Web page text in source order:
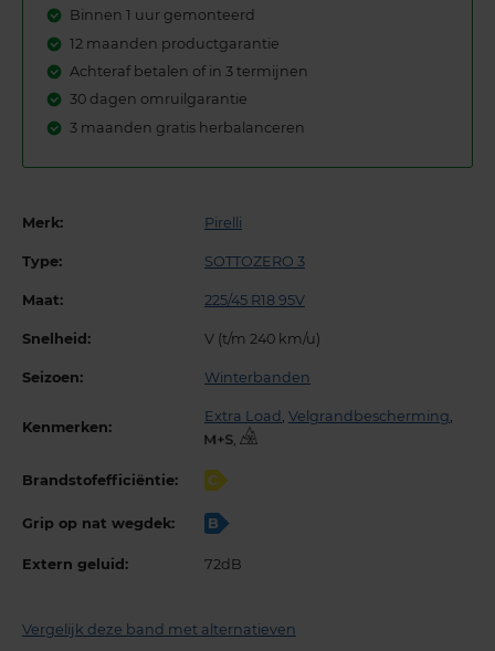
Binnen 1 uur gemonteerd
12 maanden productgarantie
Achteraf betalen of in 3 termijnen
30 dagen omruilgarantie
3 maanden gratis herbalanceren
Merk: Pirelli
Type: SOTTOZERO 3
Maat: 225/45 R18 95V
Snelheid: V (t/m 240 km/u)
Seizoen: Winterbanden
Kenmerken:
Extra Load , Velgrandbescherming,
,
Brandstofefficiëntie: C
Grip op nat wegdek: B
Extern geluid: 72dB
Vergelijk deze band met alternatieven